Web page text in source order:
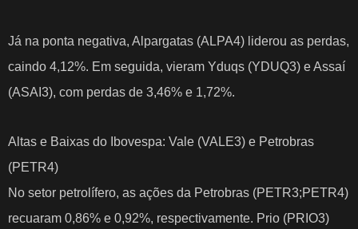
Já na ponta negativa, Alpargatas (ALPA4) liderou as perdas,
caindo 4,12%. Em seguida, vieram Yduqs (YDUQ3) e Assaí
(ASAI3), com perdas de 3,46% e 1,72%.
Altas e Baixas do Ibovespa: Vale (VALE3) e Petrobras
(PETR4)
No setor petrolífero, as ações da Petrobras (PETR3;PETR4)
recuaram 0,86% e 0,92%, respectivamente. Prio (PRIO3)